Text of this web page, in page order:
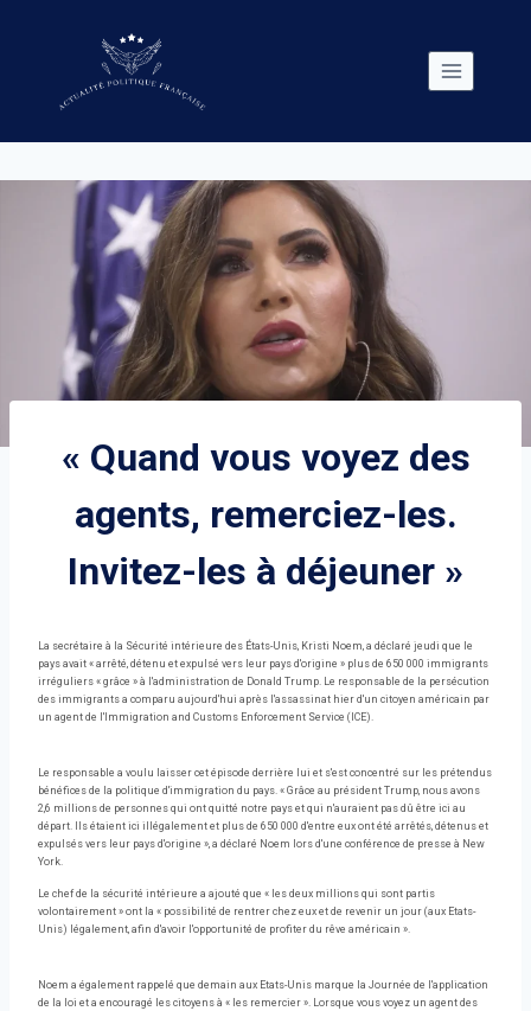
« Quand vous voyez des
agents, remerciez-les.
Invitez-les à déjeuner »
La secrétaire à la Sécurité intérieure des États-Unis, Kristi Noem, a déclaré jeudi que le
pays avait « arrêté, détenu et expulsé vers leur pays d'origine » plus de 650 000 immigrants
irréguliers « grâce » à l'administration de Donald Trump. Le responsable de la persécution
des immigrants a comparu aujourd'hui après l'assassinat hier d'un citoyen américain par
un agent de l'Immigration and Customs Enforcement Service (ICE).
Le responsable a voulu laisser cet épisode derrière lui et s'est concentré sur les prétendus
bénéfices de la politique d'immigration du pays. « Grâce au président Trump, nous avons
2,6 millions de personnes qui ont quitté notre pays et qui n'auraient pas dû être ici au
départ. Ils étaient ici illégalement et plus de 650 000 d'entre eux ont été arrêtés, détenus et
expulsés vers leur pays d'origine », a déclaré Noem lors d'une conférence de presse à New
York.
Le chef de la sécurité intérieure a ajouté que « les deux millions qui sont partis
volontairement » ont la « possibilité de rentrer chez eux et de revenir un jour (aux Etats-
Unis) légalement, afin d'avoir l'opportunité de profiter du rêve américain ».
Noem a également rappelé que demain aux Etats-Unis marque la Journée de l'application
de la loi et a encouragé les citoyens à « les remercier ». Lorsque vous voyez un agent des